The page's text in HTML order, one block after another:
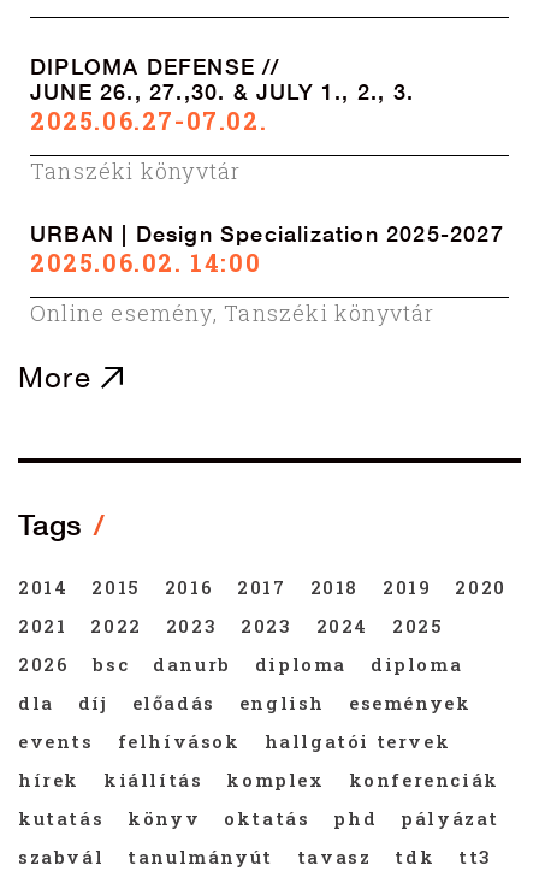
DIPLOMA DEFENSE //
JUNE 26., 27.,30. & JULY 1., 2., 3.
2025.06.27-07.02.
Tanszéki könyvtár
URBAN | Design Specialization 2025-2027
2025.06.02. 14:00
Online esemény, Tanszéki könyvtár
More
Tags
2014 2015 2016 2017 2018 2019
2020
2021
2022 2023 2023 2024
2025
2026
bsc danurb diploma
diploma
dla
díj előadás english
események
events
felhívások
hallgatói tervek
hírek
kiállítás komplex
konferenciák
kutatás
könyv oktatás phd
pályázat
szabvál
tanulmányút tavasz tdk
tt3